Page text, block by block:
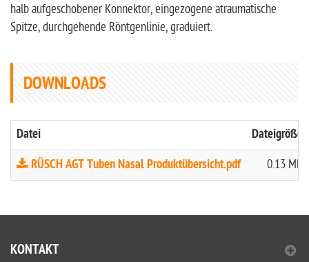
halb aufgeschobener Konnektor, eingezogene atraumatische
Spitze, durchgehende Röntgenlinie, graduiert.
DOWNLOADS
Datei
Dateigröße
RÜSCH AGT Tuben Nasal Produktübersicht.pdf
0.13 MB
KONTAKT